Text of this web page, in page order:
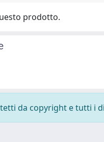
prodotto.
da copyright e tutti i